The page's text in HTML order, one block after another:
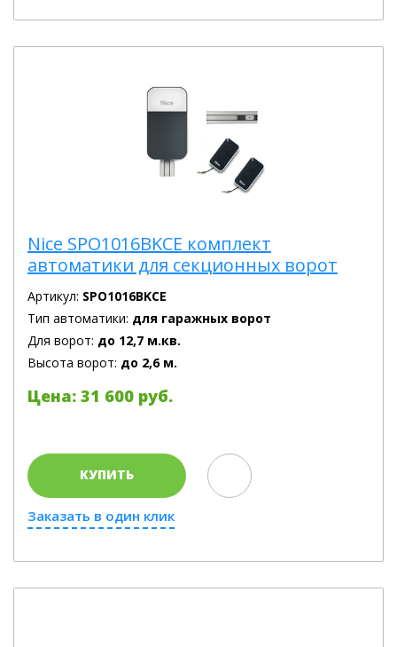
Nice SPO1016BKCE комплект
автоматики для секционных ворот
Артикул: SPO1016BKCE
Тип автоматики: для гаражных ворот
Для ворот: до 12,7 м.кв.
Высота ворот: до 2,6 м.
Цена: 31 600 руб.
КУПИТЬ
Заказать в один клик